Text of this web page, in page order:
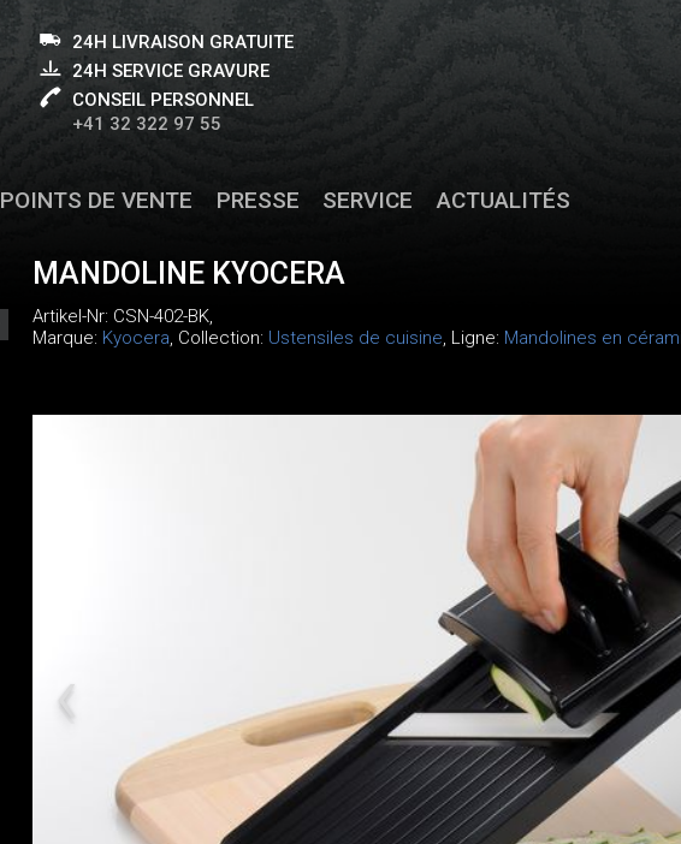
24H LIVRAISON GRATUITE
24H SERVICE GRAVURE
CONSEIL PERSONNEL
+41 32 322 97 55
POINTS DE VENTE PRESSE SERVICE ACTUALITÉS
MANDOLINE KYOCERA
Artikel-Nr: CSN-402-BK,
Marque: Kyocera, Collection: Ustensiles de cuisine, Ligne: Mandolines en